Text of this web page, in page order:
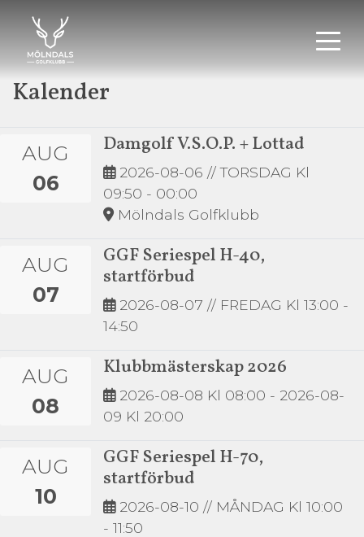
Kalender
AUG
06
Damgolf V.S.O.P. + Lottad
2026-08-06 // TORSDAG Kl
09:50 - 00:00
Mölndals Golfklubb
AUG
07
GGF Seriespel H-40,
startförbud
2026-08-07 // FREDAG Kl 13:00 -
14:50
AUG
08
Klubbmästerskap 2026
2026-08-08 Kl 08:00 - 2026-08-
09 Kl 20:00
AUG
10
GGF Seriespel H-70,
startförbud
2026-08-10 // MÅNDAG Kl 10:00
- 11:50